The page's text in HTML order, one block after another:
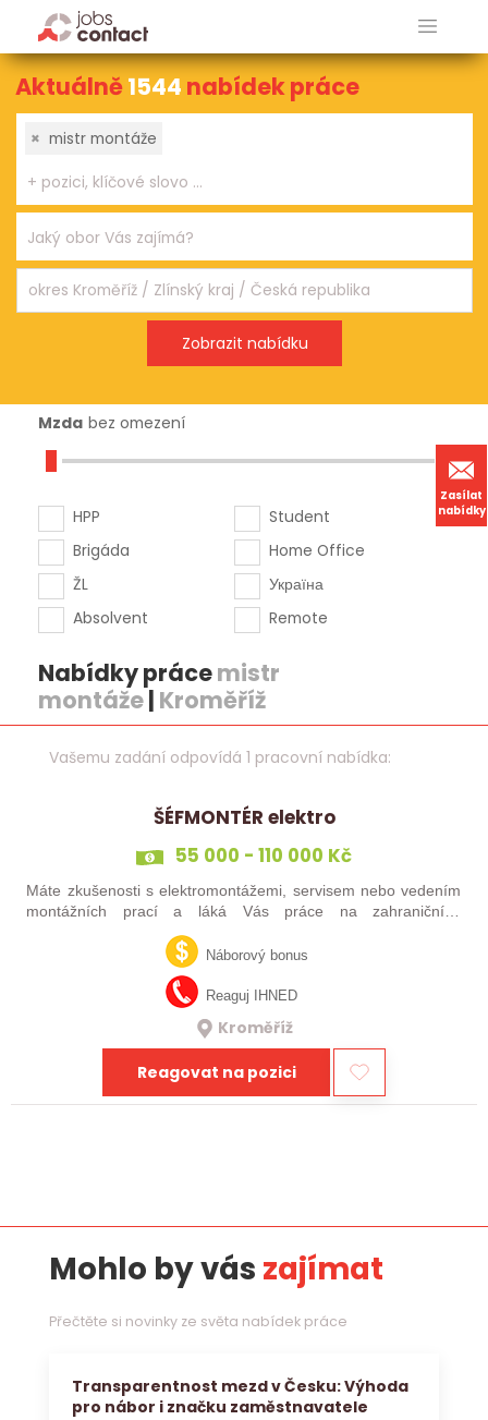
Zasílat
nabídky
Aktuálně1544 nabídek práce
× mistr montáže
Mzda bez omezení
HPP
Brigáda
ŽL
Absolvent
Student
Home Office
Україна
Remote
Nabídky prácemistr
montáže| Kroměříž
Vašemu zadání odpovídá 1 pracovní nabídka:
ŠÉFMONTÉR elektro
55 000 - 110 000 Kč
Máte zkušenosti s elektromontážemi, servisem nebo vedením
montážních prací a láká Vás práce na zahraničních
projektech? Nebo jste šikovný elektrikář či elektromontér, který
už nechce být jen „řadový…Náborový bonus
Reaguj IHNED
Kroměříž
Reagovat na pozici
Mohlo by vás zajímat
Přečtěte si novinky ze světa nabídek práce
Transparentnost mezd v Česku: Výhoda
pro nábor i značku zaměstnavatele